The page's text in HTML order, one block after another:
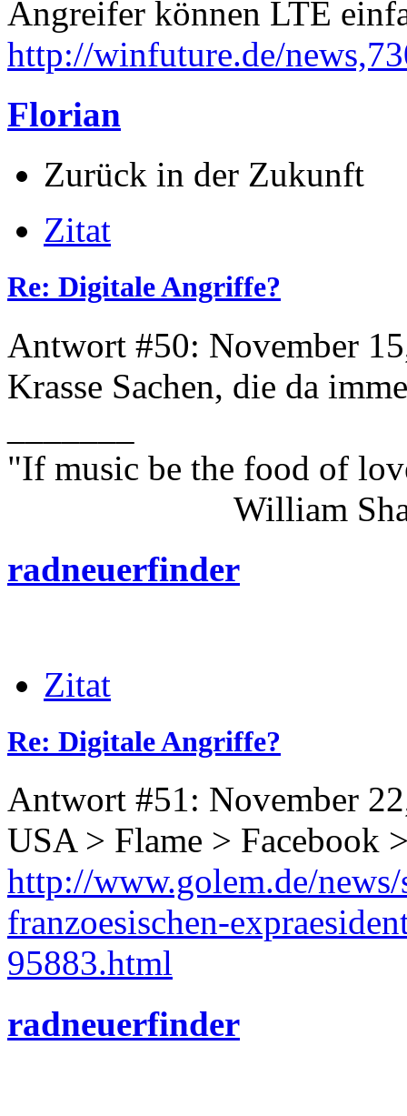
Angreifer können LTE
http://winfuture.de/
Florian
Zurück in der Zukunft
Zitat
Re: Digitale Angriffe?
Antwort #50: November
Krasse Sachen, die da
"If music be the food of
William
radneuerfinder
Zitat
Re: Digitale Angriffe?
Antwort #51: November
USA > Flame > Facebook
http://www.golem.de/
franzoesischen-
95883.html
radneuerfinder